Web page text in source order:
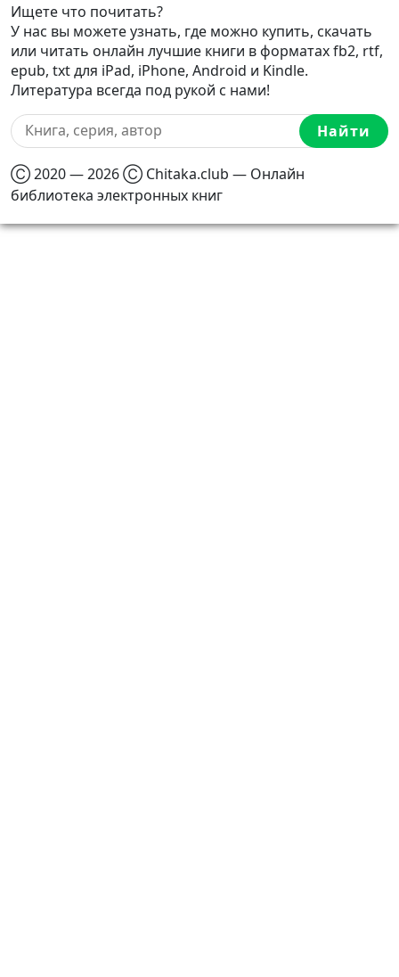
Ищете что почитать?
У нас вы можете узнать, где можно купить, скачать
или читать онлайн лучшие книги в форматах fb2, rtf,
epub, txt для iPad, iPhone, Android и Kindle.
Литература всегда под рукой с нами!
Найти
Ⓒ 2020 — 2026 Ⓒ Chitaka.club — Онлайн
библиотека электронных книг